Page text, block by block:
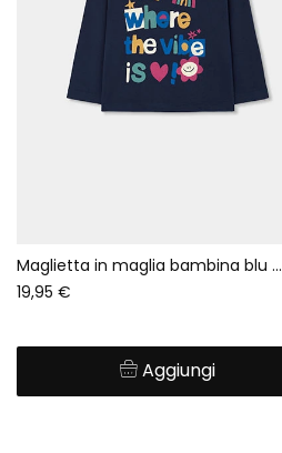
Maglietta in maglia bambina blu navy con stampa lettere
19,95 €
Aggiungi